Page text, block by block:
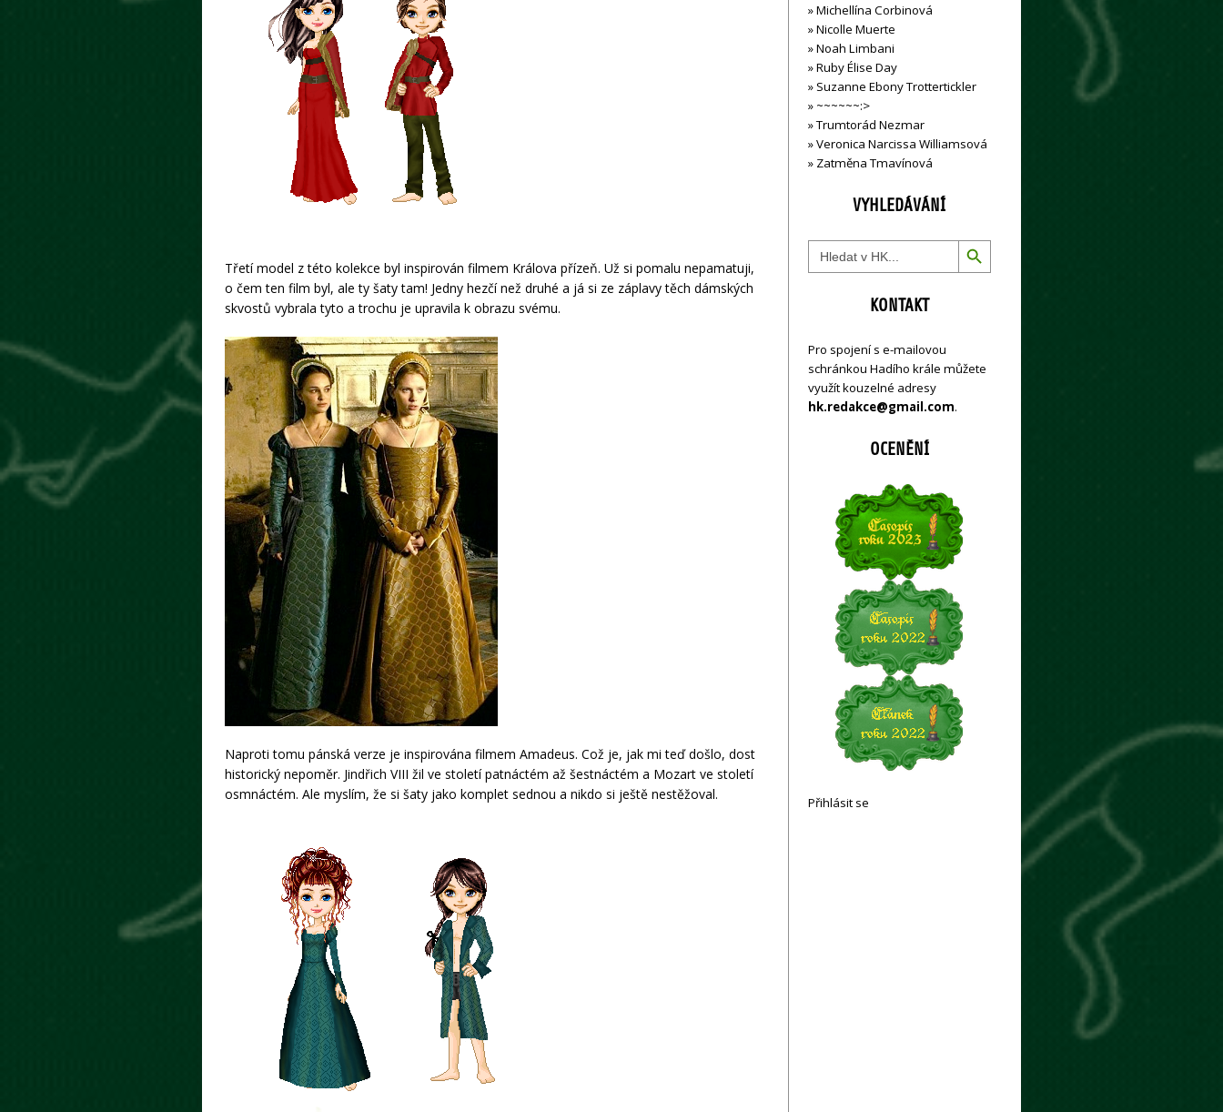
Třetí model z této kolekce byl inspirován filmem Králova přízeň. Už si pomalu nepamatuji,
o čem ten film byl, ale ty šaty tam! Jedny hezčí než druhé a já si ze záplavy těch dámských
skvostů vybrala tyto a trochu je upravila k obrazu svému.
Naproti tomu pánská verze je inspirována filmem Amadeus. Což je, jak mi teď došlo, dost
historický nepoměr. Jindřich VIII žil ve století patnáctém až šestnáctém a Mozart ve století
osmnáctém. Ale myslím, že si šaty jako komplet sednou a nikdo si ještě nestěžoval.
»Michellína Corbinová
»Nicolle Muerte
»Noah Limbani
»Ruby Élise Day
» Suzanne Ebony Trottertickler
» ~~~~~~:>
»Trumtorád Nezmar
»Veronica Narcissa Williamsová
» Zatměna Tmavínová
VYHLEDÁVÁNÍ
Search
for:
Search Button
KONTAKT
Pro spojení s e-mailovou
schránkou Hadího krále můžete
využít kouzelné adresy
hk.redakce@gmail.com.
OCENĚNÍ
Přihlásit se